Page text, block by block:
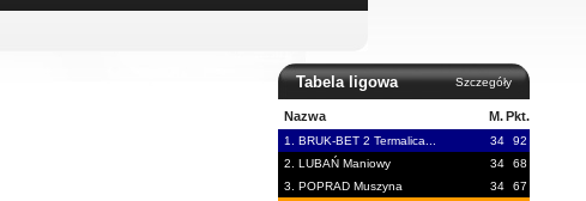
Tabela ligowa Szczegóły
Nazwa M. Pkt.
1. BRUK-BET 2 Termalica... 34
92
2. LUBAŃ Maniowy
34
68
3. POPRAD Muszyna
34
67